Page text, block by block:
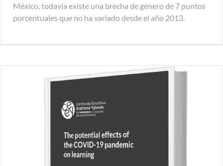
México, todavía existe una brecha de género de 7 puntos
porcentuales que no ha variado desde el año 2013.